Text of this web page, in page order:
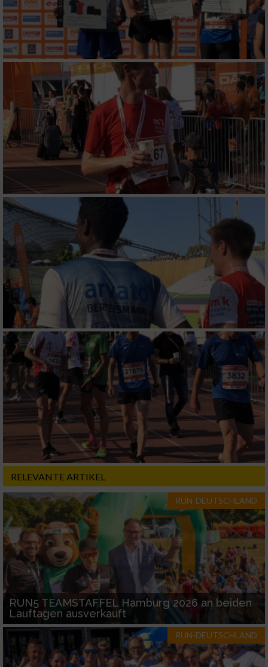
RELEVANTE ARTIKEL
RUN-DEUTSCHLAND
RUN5 TEAMSTAFFEL Hamburg 2026 an beiden
Lauftagen ausverkauft
RUN-DEUTSCHLAND
Analyse von Zielgruppen durch Statistiken
oder Kombinationen von Daten aus
verschiedenen Quellen
Entwicklung und Verbesserung der Angebote
Verwendung reduzierter Daten zur Auswahl
von Inhalten
IAB-Besonderheiten:
Verwendung genauer Standortdaten
Geräte anhand von aktiv angeforderten
Informationen identifizieren
Nicht-IAB-Verarbeitungszwecke:
Notwendig
Performance
Funktional
Werbung